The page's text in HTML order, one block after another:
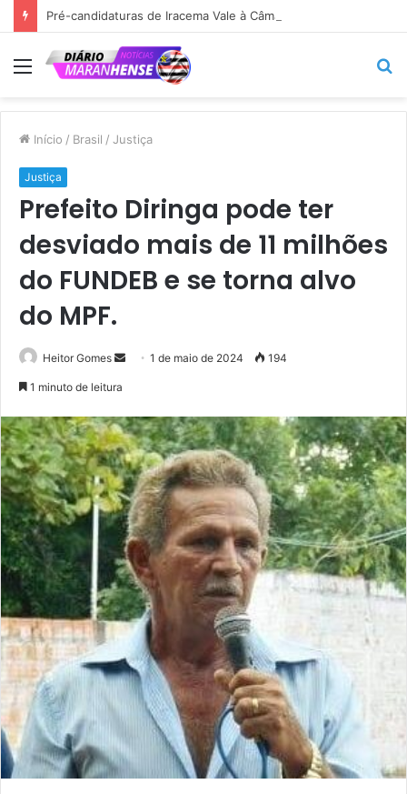
Menu
Início / Brasil / Justiça
Justiça
Prefeito Diringa pode ter
desviado mais de 11 milhões
do FUNDEB e se torna alvo
do MPF.
Heitor Gomes
Mande
mail
1 de maio de 2024 194
1 minuto de leitura